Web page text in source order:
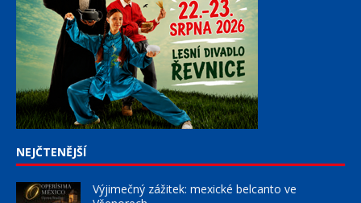
NEJČTENĚJŠÍ
Výjimečný zážitek: mexické belcanto ve